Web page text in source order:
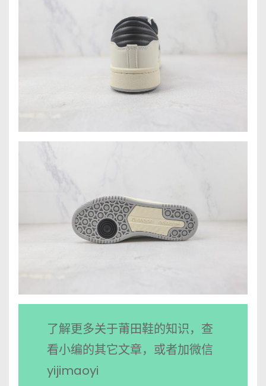
了解更多关于莆田鞋的知识，查
看小编的其它文章，或者加微信
yijimaoyi